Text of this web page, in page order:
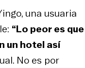
una usuaria
“Lo peor es que
un hotel así
No es por